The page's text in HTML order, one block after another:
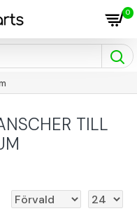
0
TILL